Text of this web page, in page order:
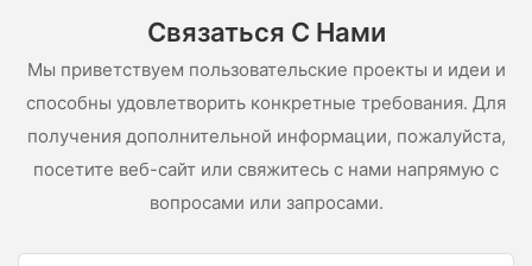
Связаться С Нами
Мы приветствуем пользовательские проекты и идеи и
способны удовлетворить конкретные требования. Для
получения дополнительной информации, пожалуйста,
посетите веб-сайт или свяжитесь с нами напрямую с
вопросами или запросами.